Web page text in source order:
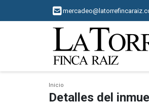
Inicio
Detalles del